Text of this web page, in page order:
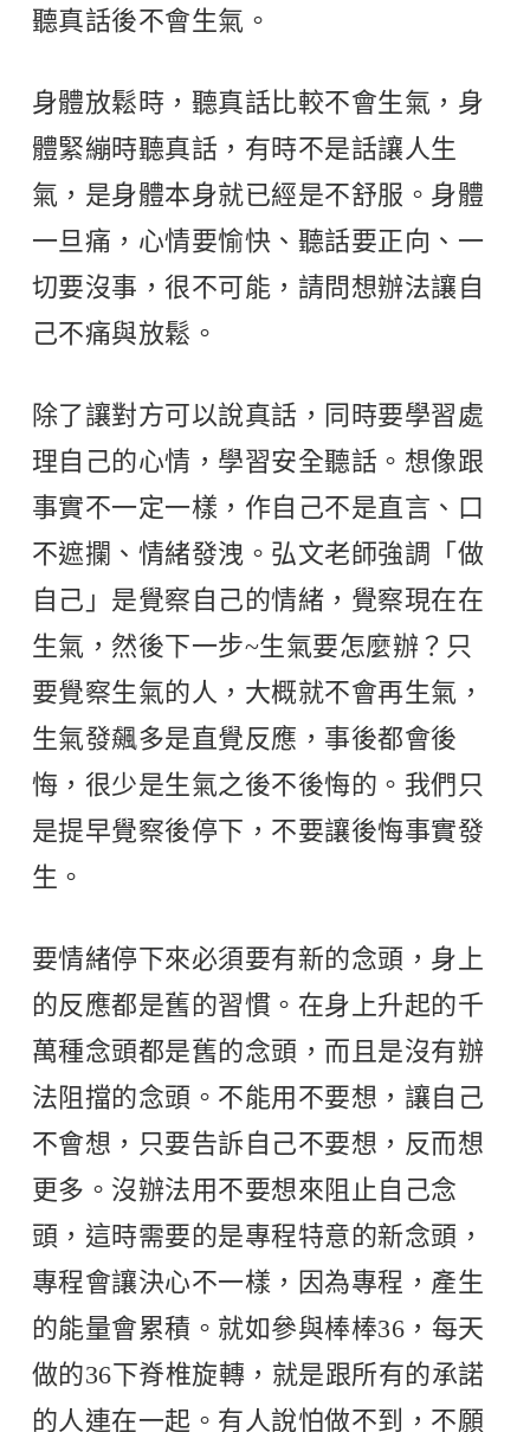
聽真話後不會生氣。
身體放鬆時，聽真話比較不會生氣，身
體緊繃時聽真話，有時不是話讓人生
氣，是身體本身就已經是不舒服。身體
一旦痛，心情要愉快、聽話要正向、一
切要沒事，很不可能，請問想辦法讓自
己不痛與放鬆。
除了讓對方可以說真話，同時要學習處
理自己的心情，學習安全聽話。想像跟
事實不一定一樣，作自己不是直言、口
不遮攔、情緒發洩。弘文老師強調「做
自己」是覺察自己的情緒，覺察現在在
生氣，然後下一步~生氣要怎麼辦？只
要覺察生氣的人，大概就不會再生氣，
生氣發飆多是直覺反應，事後都會後
悔，很少是生氣之後不後悔的。我們只
是提早覺察後停下，不要讓後悔事實發
生。
要情緒停下來必須要有新的念頭，身上
的反應都是舊的習慣。在身上升起的千
萬種念頭都是舊的念頭，而且是沒有辦
法阻擋的念頭。不能用不要想，讓自己
不會想，只要告訴自己不要想，反而想
更多。沒辦法用不要想來阻止自己念
頭，這時需要的是專程特意的新念頭，
專程會讓決心不一樣，因為專程，產生
的能量會累積。就如參與棒棒36，每天
做的36下脊椎旋轉，就是跟所有的承諾
的人連在一起。有人說怕做不到，不願